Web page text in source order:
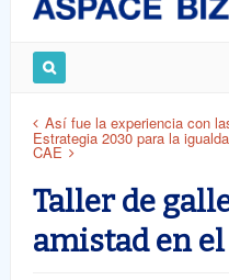
Remember
Me
Así fue la experiencia con
Estrategia 2030 para la
CAE
Taller de
amistad en el